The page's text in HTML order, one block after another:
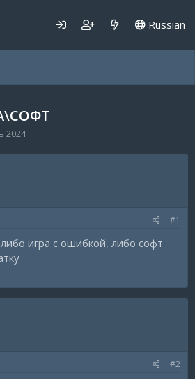
Russian
2024
#1
игра с ошибкой, либо софт
#2